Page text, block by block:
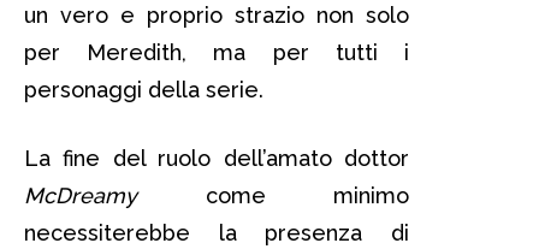
un vero e proprio strazio non solo
per Meredith, ma per tutti i
personaggi della serie.
La fine del ruolo dell’amato dottor
McDreamycome minimo
necessiterebbe la presenza di